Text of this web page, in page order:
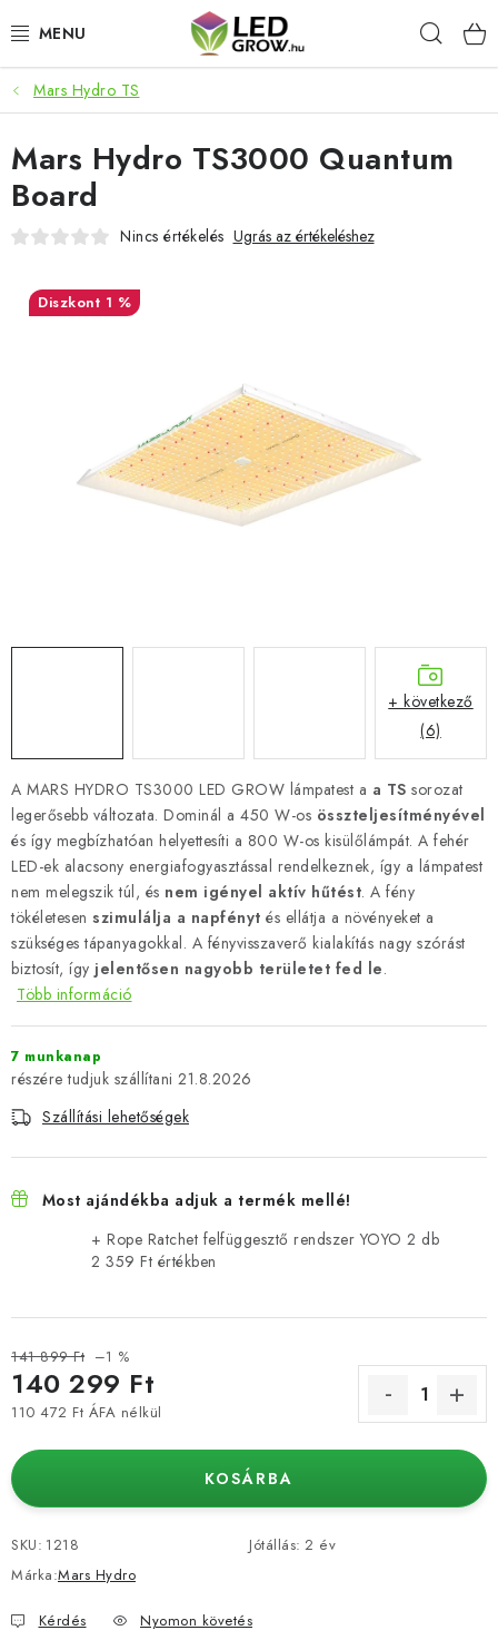
tartalomhoz
AKCIÓS TERMÉKEK
LED NÖVÉNYVILÁGÍTÁS
TERMESZTÉSI KELLÉKEK
Webáruház értékelése Márka Vásárlás
Blog
Általános Üzleti Feltételek
Kapcsolat
Mars Hydro TS
A MARS HYDRO TS3000 LED GROW lámpatest a a TS sorozat
legerősebb változata. Dominál a 450 W-os összteljesítményével
és így megbízhatóan helyettesíti a 800 W-os kisülőlámpát. A fehér
LED-ek alacsony energiafogyasztással rendelkeznek, így a lámpatest
nem melegszik túl, és nem igényel aktív hűtést. A fény
tökéletesen szimulálja a napfényt és ellátja a növényeket a
szükséges tápanyagokkal. A fényvisszaverő kialakítás nagy szórást
biztosít, így jelentősen nagyobb területet fed le.
Több információ
7 munkanap
21.8.2026
Szállítási lehetőségek
Most ajándékba adjuk a termék mellé!
+ Rope Ratchet felfüggesztő rendszer YOYO 2 db
2 359 Ft értékben
141 899 Ft –1 %
140 299 Ft
110 472 Ft ÁFA nélkül
KOSÁRBA
SKU: 1218
Márka:Mars Hydro
Jótállás: 2 év
Kérdés Nyomon követés
Mars Hydro TS3000 Quantum
Board
Nincs értékelés Ugrás az értékeléshez
1 %
+ következő
(6)